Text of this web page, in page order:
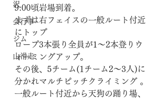
沢
会行事
ジム
山滑走
9:00頃岩場到着。
まずは右フェイスの一般ルート付近
にトップ
ロープ3本張り全員が1〜2本登りウ
ォーミングアップ。
その後、5チーム(1チーム2〜3人)に
分かれマルチピッチクライミング 。
一般ルート付近から天狗の踊り場、